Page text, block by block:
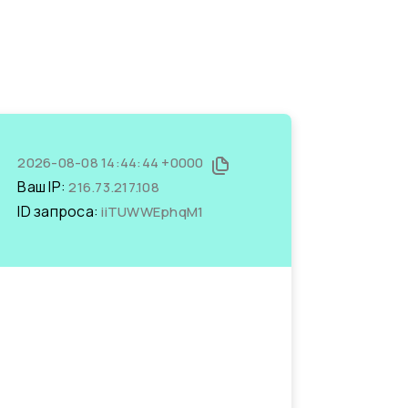
2026-08-08 14:44:44 +0000
Ваш IP:216.73.217.108
ID запроса:iiTUWWEphqM1